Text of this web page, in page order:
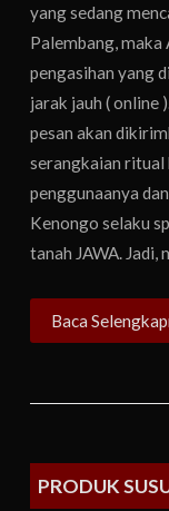
yang sedang
Palembang,
pengasihan yang
jarak jauh ( online
pesan akan
serangkaian ritual
penggunaanya
Kenongo selaku
tanah JAWA. Jadi,
Baca
PRODUK